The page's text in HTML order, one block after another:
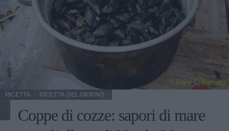
Barbera d’Asti Docg Si abbina anche ai piatti più difficili.
È perfetto con tonno e salmone alla griglia, cacciagione,
carni rosse e formaggi stagionati, primi piatti con
condimenti a base di carne. Si abbina ottimamente con
primi piatti importanti come tagliatelle al sugo di lepre,
piatti di carne come arrosti e brasati, selvaggina, antipasti
saporiti e formaggi stagionati. Va servito in ampi calici ad
una temperatura di 18 – 20°C.
RICETTA RICETTA DEL GIORNO
Coppe di cozze: sapori di mare